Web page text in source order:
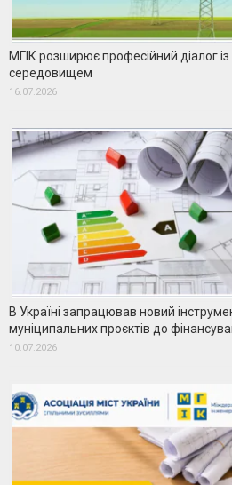
МГІК розширює професійний діалог
середовищем
16.07.2026
В Україні запрацював новий
муніципальних проєктів до
10.07.2026